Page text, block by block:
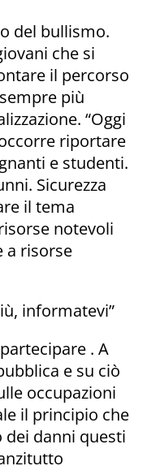
del bullismo.
che si
il percorso
più
“Oggi
riportare
e studenti.
Sicurezza
il tema
notevoli
a risorse
informatevi”
. A
e su ciò
occupazioni
il principio che
dei danni questi